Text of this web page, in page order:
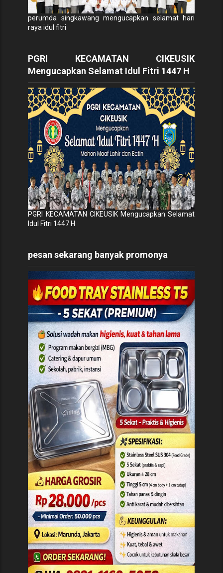
perumda singkawang mengucapkan selamat hari
raya idul fitri
PGRI KECAMATAN CIKEUSIK
Mengucapkan Selamat Idul Fitri 1447 H
PGRI KECAMATAN CIKEUSIK Mengucapkan Selamat
Idul Fitri 1447 H
pesan sekarang banyak promonya